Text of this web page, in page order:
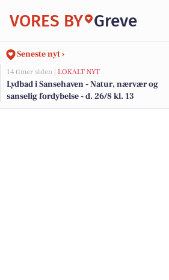
VORES BY Greve
Seneste nyt ›
14 timer siden | LOKALT NYT
Lydbad i Sansehaven - Natur, nærvær og
sanselig fordybelse - d. 26/8 kl. 13